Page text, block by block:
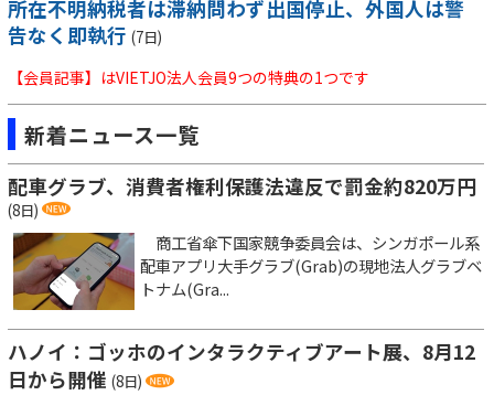
所在不明納税者は滞納問わず出国停止、外国人は警
告なく即執行 (7日)
【会員記事】はVIETJO法人会員9つの特典の1つです
新着ニュース一覧
配車グラブ、消費者権利保護法違反で罰金約820万円
(8日)
商工省傘下国家競争委員会は、シンガポール系
配車アプリ大手グラブ(Grab)の現地法人グラブベ
トナム(Gra...
ハノイ：ゴッホのインタラクティブアート展、8月12
日から開催 (8日)